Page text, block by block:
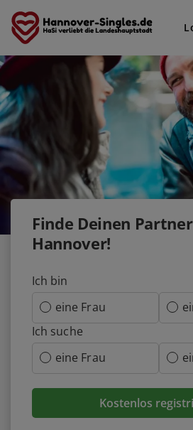
Finde Deinen
Hannover!
Ich bin
eine Frau
Ich suche
eine Frau
Kostenlos